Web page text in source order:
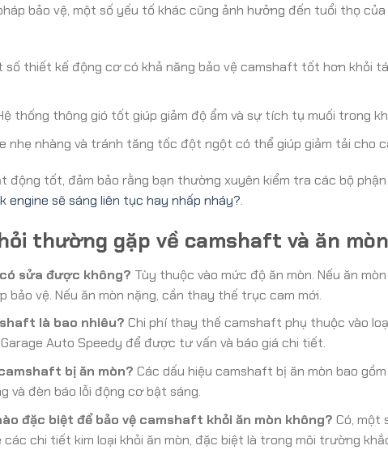
bảo vệ, một số yếu tố khác cũng ảnh hưởng đến tuổi thọ
số thiết kế động cơ có khả năng bảo vệ camshaft tốt hơn khỏi
thống thông gió tốt giúp giảm độ ẩm và sự tích tụ muối trong
nhẹ nhàng và tránh tăng tốc đột ngột có thể giúp giảm tải cho
động tốt, đảm bảo rằng bạn thường xuyên kiểm tra các bộ phận
engine sẽ sáng liên tục hay nhấp nháy?.
thường gặp về camshaft và ăn
sửa được không? Tùy thuộc vào mức độ ăn mòn. Nếu ăn
bảo vệ. Nếu ăn mòn nặng, cần thay thế trục cam mới.
là bao nhiêu? Chi phí thay thế camshaft phụ thuộc vào
Auto Speedy để được tư vấn và báo giá chi tiết.
bị ăn mòn? Các dấu hiệu camshaft bị ăn mòn bao
và đèn báo lỗi động cơ bật sáng.
đặc biệt để bảo vệ camshaft khỏi ăn mòn không? Có, một
chi tiết kim loại khỏi ăn mòn, đặc biệt là trong môi trường